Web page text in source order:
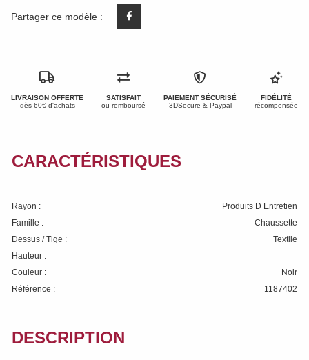
Partager ce modèle :
LIVRAISON OFFERTE
dès 60€ d'achats
SATISFAIT
ou remboursé
PAIEMENT SÉCURISÉ
3DSecure & Paypal
FIDÉLITÉ
récompensée
CARACTÉRISTIQUES
Rayon :
Produits D Entretien
Famille :
Chaussette
Dessus / Tige :
Textile
Hauteur :
Couleur :
Noir
Référence :
1187402
DESCRIPTION